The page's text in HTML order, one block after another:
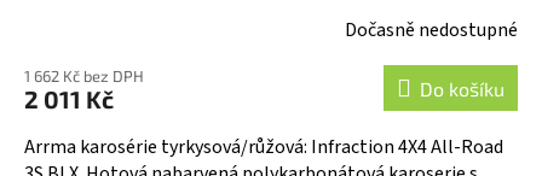
Dočasně nedostupné
1 662 Kč bez DPH
2 011 Kč Do košíku
Arrma karosérie tyrkysová/růžová: Infraction 4X4 All-Road